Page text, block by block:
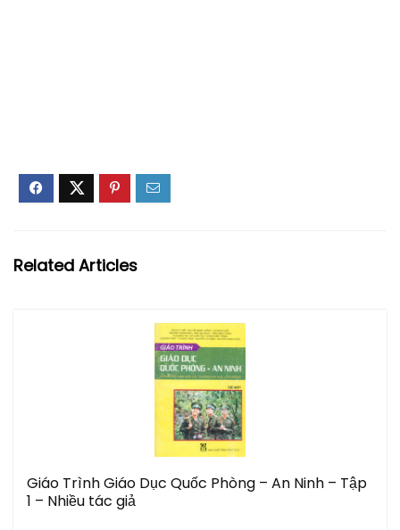
Related Articles
Giáo Trình Giáo Dục Quốc Phòng – An Ninh – Tập
1 – Nhiều tác giả